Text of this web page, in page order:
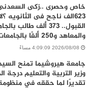
خاص وحصرى ..زكى
٦٢٣الف ناجح فى
القبول.. 373 ألف
والمعاهد و250 ألفًا بالجامعات الأهلية والخاصة
2026/08/08 4:09:09 مساءً
جامعة هيروشيما تمنح
وزير التربية والتعليم درجة
تقديرًا لما حققه في